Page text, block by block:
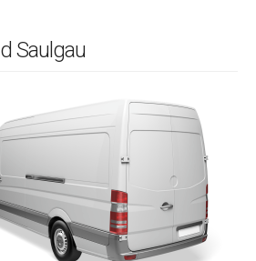
Saulgau